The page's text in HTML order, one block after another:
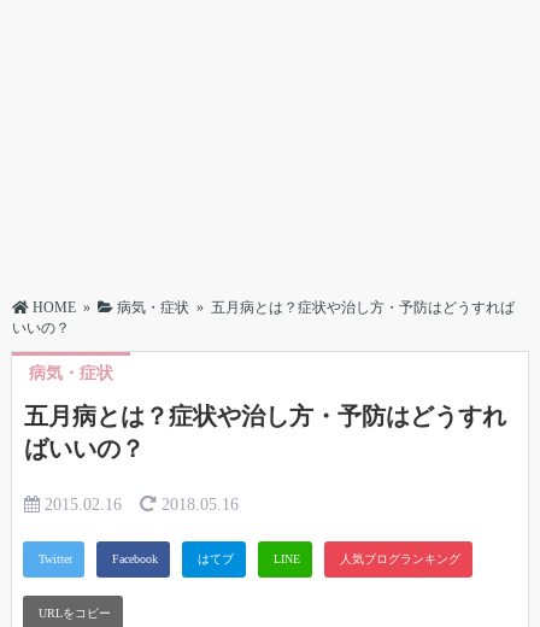
HOME » 病気・症状 » 五月病とは？症状や治し方・予防はどうすれば
いいの？
病気・症状
五月病とは？症状や治し方・予防はどうすれ
ばいいの？
2015.02.16 2018.05.16